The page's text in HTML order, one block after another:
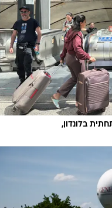
בלונדון,